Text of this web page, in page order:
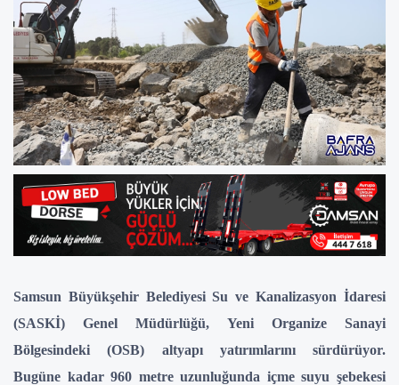
Samsun Büyükşehir Belediyesi Su ve Kanalizasyon İdaresi
(SASKİ) Genel Müdürlüğü, Yeni Organize Sanayi
Bölgesindeki (OSB) altyapı yatırımlarını sürdürüyor.
Bugüne kadar 960 metre uzunluğunda içme suyu şebekesi